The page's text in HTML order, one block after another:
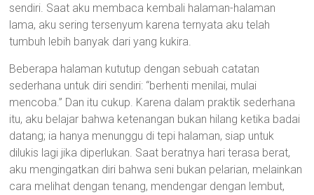
sendiri. Saat aku membaca kembali halaman-halaman
lama, aku sering tersenyum karena ternyata aku telah
tumbuh lebih banyak dari yang kukira.
Beberapa halaman kututup dengan sebuah catatan
sederhana untuk diri sendiri: “berhenti menilai, mulai
mencoba.” Dan itu cukup. Karena dalam praktik sederhana
itu, aku belajar bahwa ketenangan bukan hilang ketika badai
datang; ia hanya menunggu di tepi halaman, siap untuk
dilukis lagi jika diperlukan. Saat beratnya hari terasa berat,
aku mengingatkan diri bahwa seni bukan pelarian, melainkan
cara melihat dengan tenang, mendengar dengan lembut,